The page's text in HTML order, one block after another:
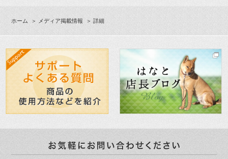
ホーム ＞ メディア掲載情報 ＞ 詳細